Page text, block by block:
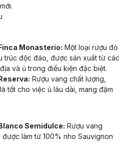
Monasterio: Một loại rượu đỏ
trúc độc đáo, được sản xuất từ các
và ủ trong điều kiện đặc biệt.
Rượu vang chất lượng,
tốt cho việc ủ lâu dài, mang đậm
Semidulce: Rượu vang
làm từ 100% nho Sauvignon